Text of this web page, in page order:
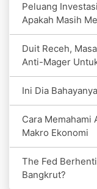
Peluang
Apakah Masih
Duit Receh,
Anti-Mager
Ini Dia
Cara Memahami
Makro Ekonomi
The Fed
Bangkrut?